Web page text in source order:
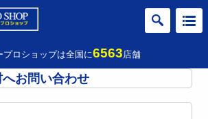
プロショップは全国に6563店舗
お問い合わせ